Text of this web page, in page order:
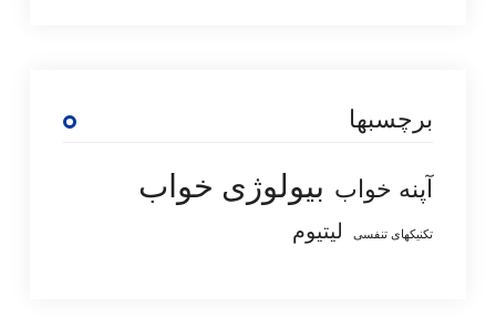
برچسبها
آپنه خواب بیولوژی خواب
تکنیکهای تنفسی لیتیوم